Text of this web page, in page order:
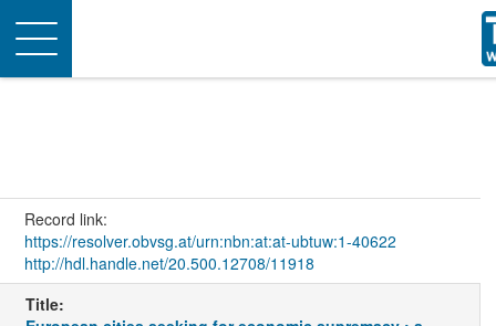
Toggle
navigation
Record link:
https://resolver.obvsg.at/urn:nbn:at:at-ubtuw:1-40622
http://hdl.handle.net/20.500.12708/11918
Title: